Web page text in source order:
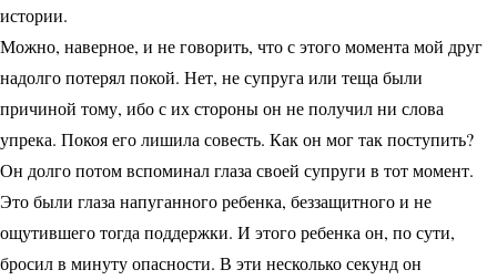
истории.
Можно, наверное, и не говорить, что с этого момента мой друг
надолго потерял покой. Нет, не супруга или теща были
причиной тому, ибо с их стороны он не получил ни слова
упрека. Покоя его лишила совесть. Как он мог так поступить?
Он долго потом вспоминал глаза своей супруги в тот момент.
Это были глаза напуганного ребенка, беззащитного и не
ощутившего тогда поддержки. И этого ребенка он, по сути,
бросил в минуту опасности. В эти несколько секунд он